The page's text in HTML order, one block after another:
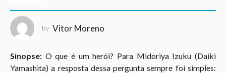
s
a
g
3
a
by Vitor Moreno
Sinopse: O que é um herói? Para Midoriya Izuku (Daiki
Yamashita) a resposta dessa pergunta sempre foi simples: